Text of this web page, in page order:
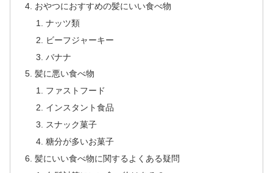
おやつにおすすめの髪にいい食べ物
ナッツ類
ビーフジャーキー
バナナ
髪に悪い食べ物
ファストフード
インスタント食品
スナック菓子
糖分が多いお菓子
髪にいい食べ物に関するよくある疑問